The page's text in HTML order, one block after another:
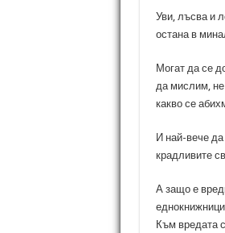
Уви, лъсва и
остана в
Могат да се
да мислим,
какво се
И най-вече
крадливите
А защо е
Към вредата